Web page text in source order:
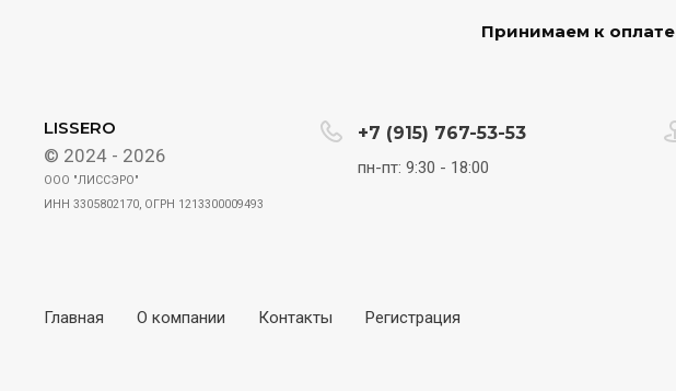
Принимаем к оплате
LISSERO
© 2024 - 2026
ООО "ЛИССЭРО"
ИНН 3305802170, ОГРН 1213300009493
+7 (915) 767-53-53
пн-пт: 9:30 - 18:00
Главная О компании Контакты Регистрация